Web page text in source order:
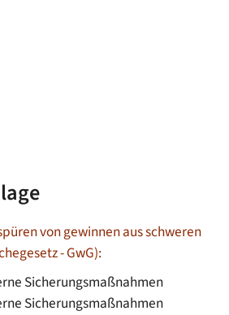
von gewinnen aus schweren
- GwG):
Sicherungsmaßnahmen
Sicherungsmaßnahmen